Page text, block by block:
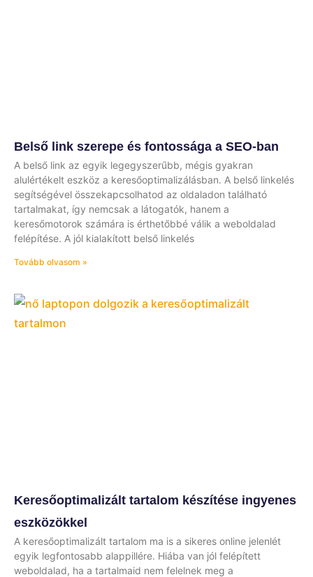
Belső link szerepe és fontossága a SEO-ban
A belső link az egyik legegyszerűbb, mégis gyakran
alulértékelt eszköz a keresőoptimalizálásban. A belső linkelés
segítségével összekapcsolhatod az oldaladon található
tartalmakat, így nemcsak a látogatók, hanem a
keresőmotorok számára is érthetőbbé válik a weboldalad
felépítése. A jól kialakított belső linkelés
Tovább olvasom »
Keresőoptimalizált tartalom készítése ingyenes
eszközökkel
A keresőoptimalizált tartalom ma is a sikeres online jelenlét
egyik legfontosabb alappillére. Hiába van jól felépített
weboldalad, ha a tartalmaid nem felelnek meg a